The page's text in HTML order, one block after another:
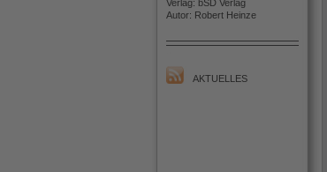
Verlag: bSD Verlag
Autor: Robert Heinze
AKTUELLES